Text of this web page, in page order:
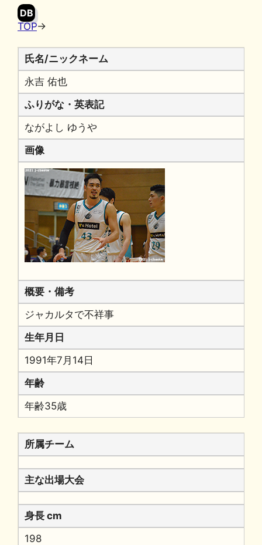
DB
TOP→
氏名/ニックネーム
永吉 佑也
ふりがな・英表記
ながよし ゆうや
画像
概要・備考
ジャカルタで不祥事
生年月日
1991年7月14日
年齢
年齢35歳
所属チーム
主な出場大会
身長 cm
198